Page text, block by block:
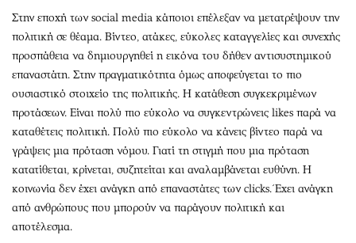
Στην εποχή των social media κάποιοι επέλεξαν να μετατρέψουν την
πολιτική σε θέαμα. Βίντεο, ατάκες, εύκολες καταγγελίες και συνεχής
προσπάθεια να δημιουργηθεί η εικόνα του δήθεν αντισυστημικού
επαναστάτη. Στην πραγματικότητα όμως αποφεύγεται το πιο
ουσιαστικό στοιχείο της πολιτικής. Η κατάθεση συγκεκριμένων
προτάσεων. Είναι πολύ πιο εύκολο να συγκεντρώνεις likes παρά να
καταθέτεις πολιτική. Πολύ πιο εύκολο να κάνεις βίντεο παρά να
γράψεις μια πρόταση νόμου. Γιατί τη στιγμή που μια πρόταση
κατατίθεται, κρίνεται, συζητείται και αναλαμβάνεται ευθύνη. Η
κοινωνία δεν έχει ανάγκη από επαναστάτες των clicks. Έχει ανάγκη
από ανθρώπους που μπορούν να παράγουν πολιτική και
αποτέλεσμα.